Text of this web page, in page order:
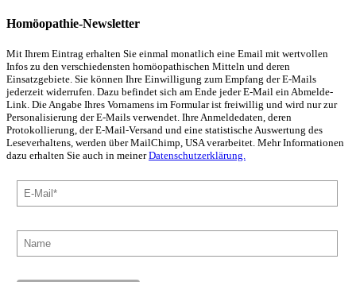
Homöopathie-Newsletter
Mit Ihrem Eintrag erhalten Sie einmal monatlich eine Email mit wertvollen
Infos zu den verschiedensten homöopathischen Mitteln und deren
Einsatzgebiete. Sie können Ihre Einwilligung zum Empfang der E-Mails
jederzeit widerrufen. Dazu befindet sich am Ende jeder E-Mail ein Abmelde-
Link. Die Angabe Ihres Vornamens im Formular ist freiwillig und wird nur zur
Personalisierung der E-Mails verwendet. Ihre Anmeldedaten, deren
Protokollierung, der E-Mail-Versand und eine statistische Auswertung des
Leseverhaltens, werden über MailChimp, USA verarbeitet. Mehr Informationen
dazu erhalten Sie auch in meinerDatenschutzerklärung.